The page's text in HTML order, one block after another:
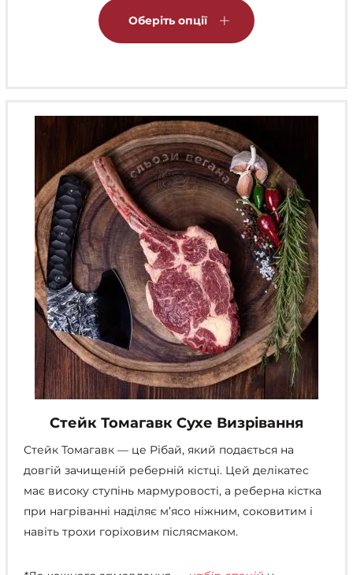
Оберіть опції
можна
вибрати
на
сторінці
товару
Стейк Томагавк Сухе Визрівання
Стейк Томагавк — це Рібай, який подається на
довгій зачищеній реберній кістці. Цей делікатес
має високу ступінь мармуровості, а реберна кістка
при нагріванні наділяє м’ясо ніжним, соковитим і
навіть трохи горіховим післясмаком.